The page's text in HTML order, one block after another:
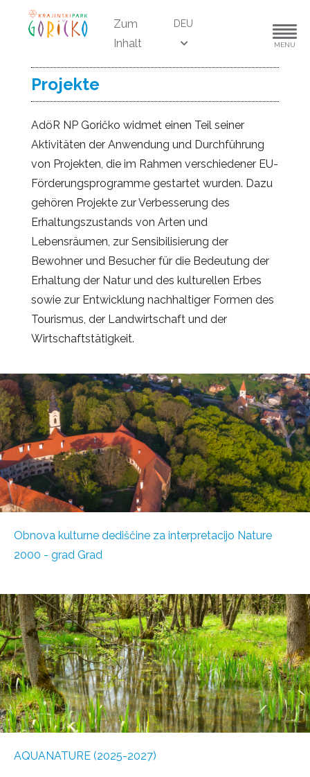
Zum
Inhalt
DEU
MENU
Projekte
AdöR NP Goričko widmet einen Teil seiner
Aktivitäten der Anwendung und Durchführung
von Projekten, die im Rahmen verschiedener EU-
Förderungsprogramme gestartet wurden. Dazu
gehören Projekte zur Verbesserung des
Erhaltungszustands von Arten und
Lebensräumen, zur Sensibilisierung der
Bewohner und Besucher für die Bedeutung der
Erhaltung der Natur und des kulturellen Erbes
sowie zur Entwicklung nachhaltiger Formen des
Tourismus, der Landwirtschaft und der
Wirtschaftstätigkeit.
Obnova kulturne dediščine za interpretacijo Nature
2000 - grad Grad
AQUANATURE (2025-2027)